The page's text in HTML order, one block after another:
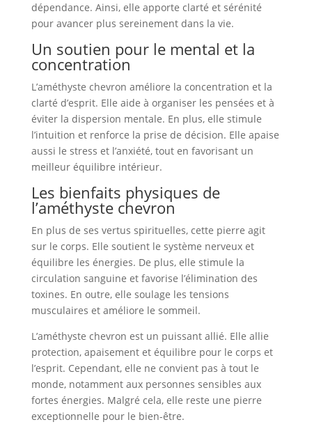
dépendance. Ainsi, elle apporte clarté et sérénité
pour avancer plus sereinement dans la vie.
Un soutien pour le mental et la
concentration
L’améthyste chevron améliore la concentration et la
clarté d’esprit. Elle aide à organiser les pensées et à
éviter la dispersion mentale. En plus, elle stimule
l’intuition et renforce la prise de décision. Elle apaise
aussi le stress et l’anxiété, tout en favorisant un
meilleur équilibre intérieur.
Les bienfaits physiques de
l’améthyste chevron
En plus de ses vertus spirituelles, cette pierre agit
sur le corps. Elle soutient le système nerveux et
équilibre les énergies. De plus, elle stimule la
circulation sanguine et favorise l’élimination des
toxines. En outre, elle soulage les tensions
musculaires et améliore le sommeil.
L’améthyste chevron est un puissant allié. Elle allie
protection, apaisement et équilibre pour le corps et
l’esprit. Cependant, elle ne convient pas à tout le
monde, notamment aux personnes sensibles aux
fortes énergies. Malgré cela, elle reste une pierre
exceptionnelle pour le bien-être.